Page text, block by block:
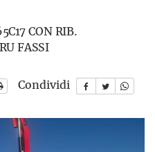
CON RIB.
FASSI
Condividi